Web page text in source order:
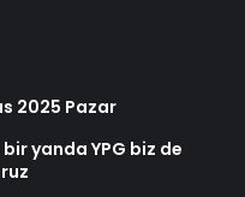
2025 Pazar
yanda YPG biz de